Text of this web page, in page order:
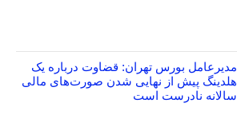
مدیرعامل بورس تهران: قضاوت درباره یک
هلدینگ پیش از نهایی شدن صورت‌های مالی
سالانه نادرست است